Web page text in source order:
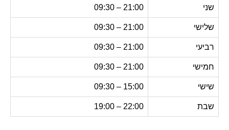
שני 21:00 – 09:30
שלישי 21:00 – 09:30
רביעי 21:00 – 09:30
חמישי 21:00 – 09:30
שישי 15:00 – 09:30
שבת 22:00 – 19:00